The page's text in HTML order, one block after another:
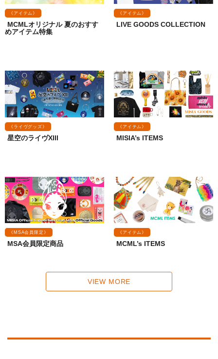
《アイテム》
MCMLオリジナル 夏のおすす
めアイテム特集
《アイテム》
LIVE GOODS COLLECTION
《ライヴグッズ》
星空のライヴXIII
《アイテム》
MISIA’s ITEMS
《MSA会員限定》
MSA会員限定商品
《アイテム》
MCML’s ITEMS
VIEW MORE